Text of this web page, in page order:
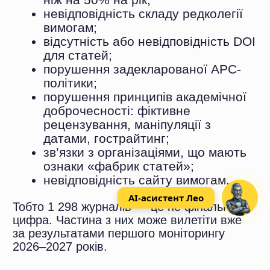
зникло з ринку одночасно — і цей попит
тепер тисне на видання що залишились.
Щорічний моніторинг означає, що реформа
не закінчилась — вона тільки почалась.
Частина з 1 298 журналів вилетить за
результатами перевірок 2026–2027 років.
Нові видання до переліку не потраплять
до 2029 року. Ціни зростають. Вимоги до
якості статей — теж.
Тому не зволікайте — замовляйте
поки ринок ще не перегрівся і вибір
журналів залишається реальним.AI-асистент Лео